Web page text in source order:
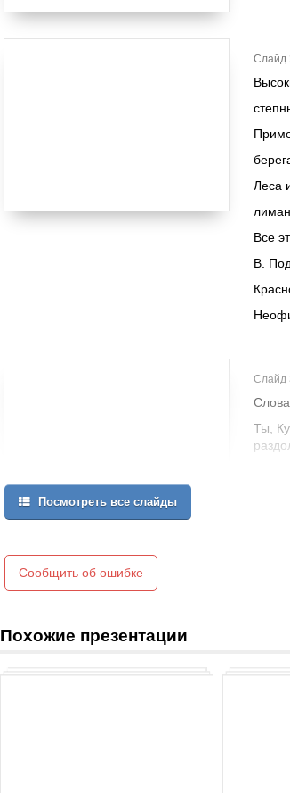
Слайд
Леса
Все
В.
Слайд
Ты,
Посмотреть все слайды
Сообщить об ошибке
Похожие презентации